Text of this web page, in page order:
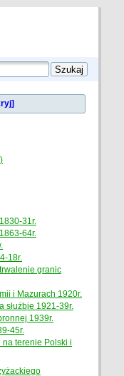
31r.
64r.
18r.
granic
i Mazurach 1920r.
służbie 1921-39r.
1939r.
45r.
terenie Polski i